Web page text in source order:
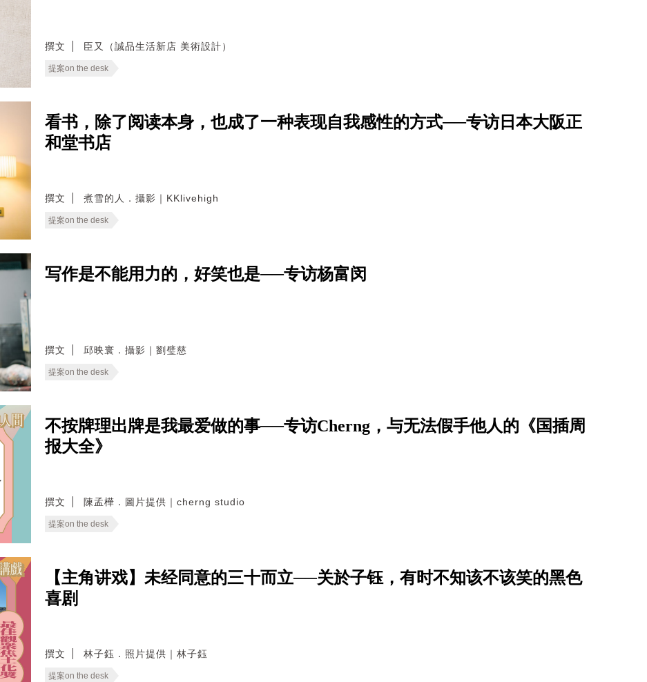
撰文 臣又（誠品生活新店 美術設計）
提案on the desk
看书，除了阅读本身，也成了一种表现自我感性的方式──专访日本大阪正
和堂书店
撰文 煮雪的人．攝影｜KKlivehigh
提案on the desk
写作是不能用力的，好笑也是──专访杨富闵
撰文 邱映寰．攝影｜劉璧慈
提案on the desk
不按牌理出牌是我最爱做的事──专访Cherng，与无法假手他人的《国插周
报大全》
撰文 陳孟樺．圖片提供｜cherng studio
提案on the desk
【主角讲戏】未经同意的三十而立──关於子钰，有时不知该不该笑的黑色
喜剧
撰文 林子鈺．照片提供｜林子鈺
提案on the desk